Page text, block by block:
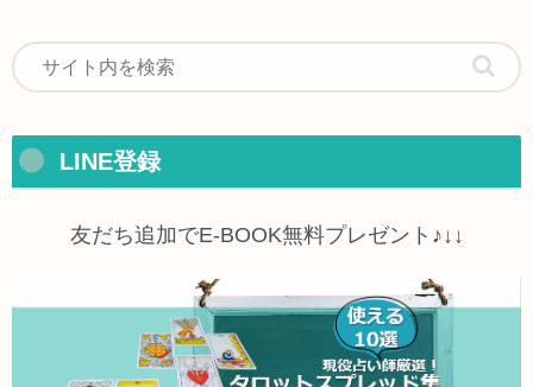
LINE登録
友だち追加でE-BOOK無料プレゼント♪↓↓